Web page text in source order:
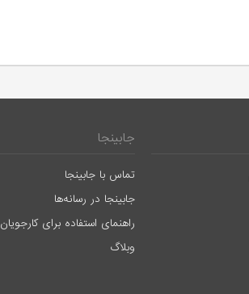
جابینجا
تماس با جابینجا
جابینجا در رسانه‌ها
راهنمای استفاده برای کارجویان
وبلاگ